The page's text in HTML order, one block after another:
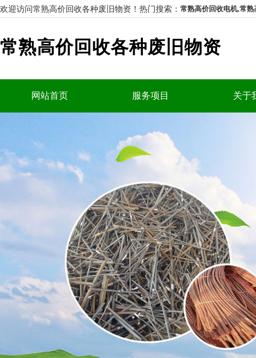
欢迎访问常熟高价回收各种废旧物资！ 热门搜索： 常熟高价回收电机,常
常熟高价回收各种废旧物资
网站首页 服务项目 关于